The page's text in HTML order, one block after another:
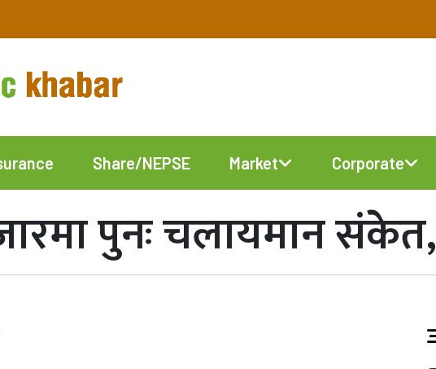
Share/NEPSE Market Corporate
पुनः चलायमान संकेत,